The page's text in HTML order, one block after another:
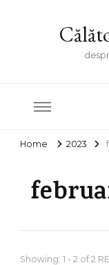
Home 2023
Showing: 1 - 2 of 2